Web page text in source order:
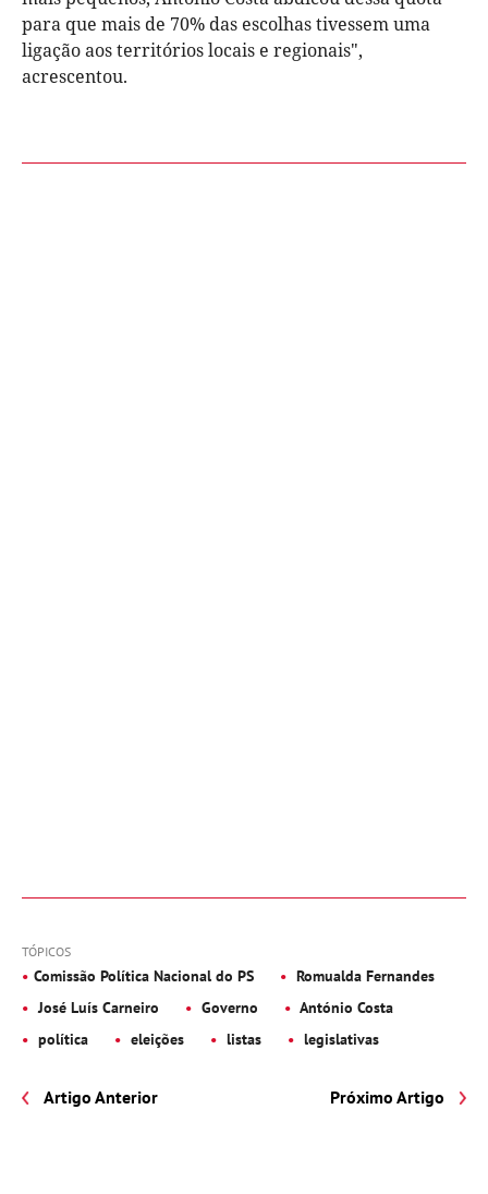
para que mais de 70% das escolhas tivessem uma
ligação aos territórios locais e regionais",
acrescentou.
TÓPICOS
Comissão Política Nacional do PS
Romualda Fernandes
José Luís Carneiro
Governo
António Costa
política
eleições listas legislativas
Artigo Anterior Próximo Artigo